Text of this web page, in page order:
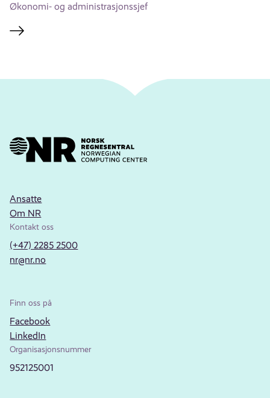
Økonomi- og administrasjonssjef
Ansatte
Om NR
Kontakt oss
(+47) 2285 2500
nr@nr.no
Finn oss på
Facebook
LinkedIn
Organisasjonsnummer
952125001